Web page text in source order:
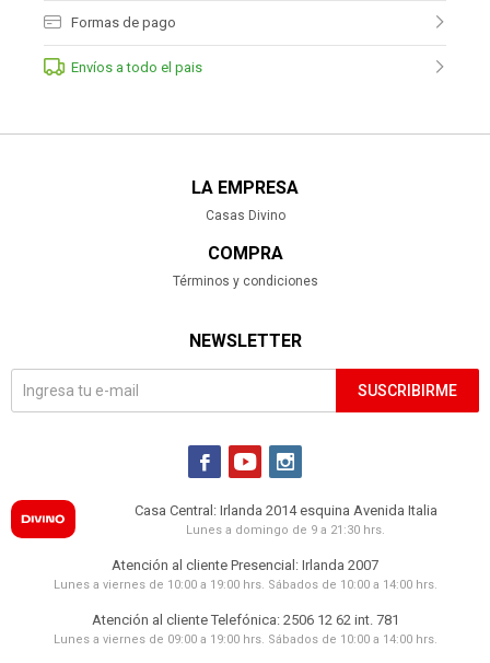
Formas de pago
Envíos a todo el pais
LA EMPRESA
Casas Divino
COMPRA
Términos y condiciones
NEWSLETTER
SUSCRIBIRME
  
Casa Central: Irlanda 2014 esquina Avenida Italia
Lunes a domingo de 9 a 21:30 hrs.
Atención al cliente Presencial: Irlanda 2007
Lunes a viernes de 10:00 a 19:00 hrs. Sábados de 10:00 a 14:00 hrs.
Atención al cliente Telefónica: 2506 12 62 int. 781
Lunes a viernes de 09:00 a 19:00 hrs. Sábados de 10:00 a 14:00 hrs.